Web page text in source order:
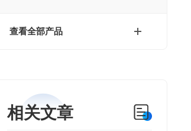
查看全部产品
相关文章